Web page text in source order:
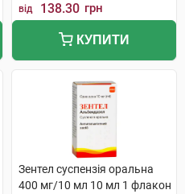
від 138.30 грн
КУПИТИ
Зентел суспензія оральна
400 мг/10 мл 10 мл 1 флакон